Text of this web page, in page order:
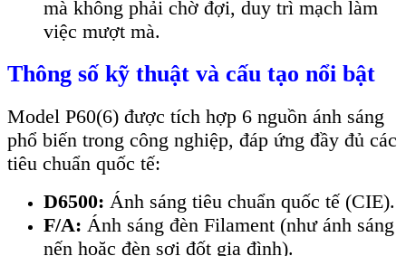
mà không phải chờ đợi, duy trì mạch làm
việc mượt mà.
Thông số kỹ thuật và cấu tạo nổi bật
Model P60(6) được tích hợp 6 nguồn ánh sáng
phổ biến trong công nghiệp, đáp ứng đầy đủ các
tiêu chuẩn quốc tế:
D6500: Ánh sáng tiêu chuẩn quốc tế (CIE).
F/A: Ánh sáng đèn Filament (như ánh sáng
nến hoặc đèn sợi đốt gia đình).